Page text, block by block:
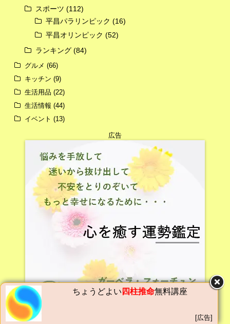
スポーツ (112)
平昌パラリンピック (16)
平昌オリンピック (52)
ランキング (84)
グルメ (66)
キッチン (9)
生活用品 (22)
生活情報 (44)
イベント (13)
広告
ちょうどよい 四柱推命無料講座
[広告]